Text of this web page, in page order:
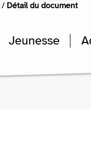
/ Détail du document
Jeunesse